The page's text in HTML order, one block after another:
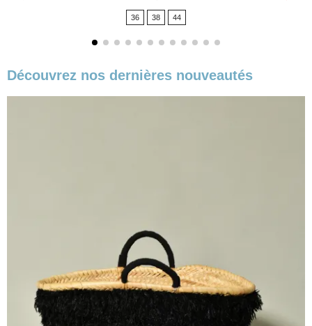
36 38 44
Découvrez nos dernières nouveautés